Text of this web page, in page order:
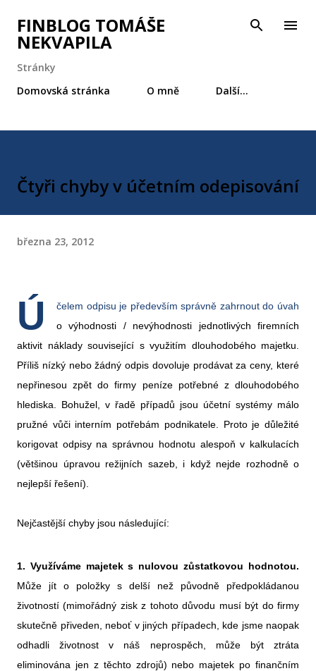
Přeskočit na hlavní obsah
FINBLOG TOMÁŠE
NEKVAPILA
Stránky
Domovská stránka
O mně Další…
Čtyři chyby v účetním odepisování
března 23, 2012
Ú
čelem odpisu je především správně zahrnout do úvah
o výhodnosti / nevýhodnosti jednotlivých firemních
aktivit náklady související s využitím dlouhodobého majetku.
Příliš nízký nebo žádný odpis dovoluje prodávat za ceny, které
nepřinesou zpět do firmy peníze potřebné z dlouhodobého
hlediska. Bohužel, v řadě případů jsou účetní systémy málo
pružné vůči interním potřebám podnikatele. Proto je důležité
korigovat odpisy na správnou hodnotu alespoň v kalkulacích
(většinou úpravou režijních sazeb, i když nejde rozhodně o
nejlepší řešení).
Nejčastější chyby jsou následující:
1. Využíváme majetek s nulovou zůstatkovou hodnotou.
Může jít o položky s delší než původně předpokládanou
životností (mimořádný zisk z tohoto důvodu musí být do firmy
skutečně přiveden, neboť v jiných případech, kde jsme naopak
odhadli životnost v náš neprospěch, může být ztráta
eliminována jen z těchto zdrojů) nebo majetek po finančním